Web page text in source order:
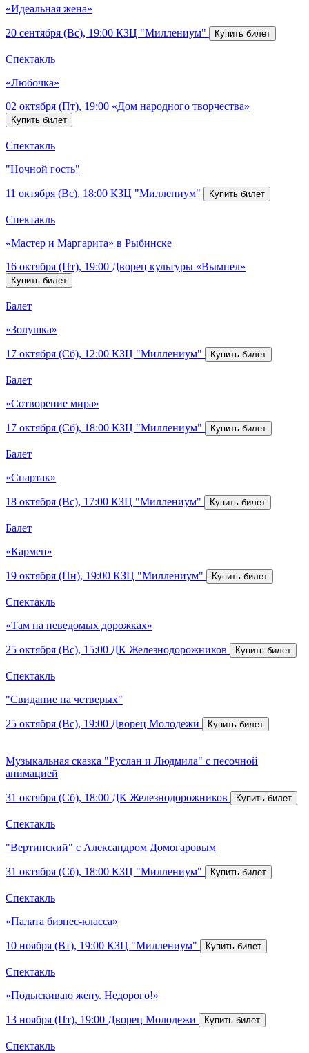
«Идеальная жена»
20 сентября (Вс), 19:00 КЗЦ "Миллениум"
Спектакль
«Любочка»
02 октября (Пт), 19:00 «Дом народного творчества»
Спектакль
"Ночной гость"
11 октября (Вс), 18:00 КЗЦ "Миллениум"
Спектакль
«Мастер и Маргарита» в Рыбинске
16 октября (Пт), 19:00 Дворец культуры «Вымпел»
Балет
«Золушка»
17 октября (Сб), 12:00 КЗЦ "Миллениум"
Балет
«Сотворение мира»
17 октября (Сб), 18:00 КЗЦ "Миллениум"
Балет
«Спартак»
18 октября (Вс), 17:00 КЗЦ "Миллениум"
Балет
«Кармен»
19 октября (Пн), 19:00 КЗЦ "Миллениум"
Спектакль
«Там на неведомых дорожках»
25 октября (Вс), 15:00 ДК Железнодорожников
Спектакль
"Свидание на четверых"
25 октября (Вс), 19:00 Дворец Молодежи
Музыкальная сказка "Руслан и Людмила" с песочной
анимацией
31 октября (Сб), 18:00 ДК Железнодорожников
Спектакль
"Вертинский" с Александром Домогаровым
31 октября (Сб), 18:00 КЗЦ "Миллениум"
Спектакль
«Палата бизнес-класса»
10 ноября (Вт), 19:00 КЗЦ "Миллениум"
Спектакль
«Подыскиваю жену. Недорого!»
13 ноября (Пт), 19:00 Дворец Молодежи
Спектакль